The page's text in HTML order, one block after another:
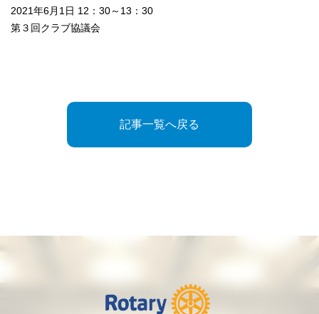
2021年6月1日 12：30～13：30
第３回クラブ協議会
記事一覧へ戻る